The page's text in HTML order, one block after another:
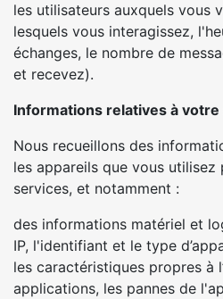
les utilisateurs auxquels vous
lesquels vous interagissez,
échanges, le nombre de
et recevez).
Informations relatives à votre
Nous recueillons des
les appareils que vous utilisez
services, et notamment :
des informations matériel et
IP, l'identifiant et le type
les caractéristiques propres à
applications, les pannes de